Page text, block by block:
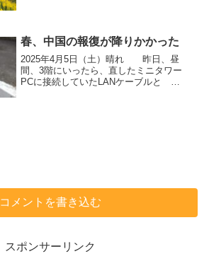
秋に枯れて...
春、中国の報復が降りかかった
2025年4月5日（土）晴れ 昨日、昼
間、3階にいったら、直したミニタワー
PCに接続していたLANケーブルと
コメントを書き込む
スポンサーリンク